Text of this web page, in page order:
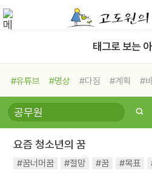
태그로 보는
#유튜브 #명상 #다짐 #계획 #
#비전캠프
#독서캠프 #삶
#희망
#나눔 #친구 #링컨학교
#독서
#건강 #면역력
요즘 청소년의 꿈
#꿈너머꿈 #절망 #꿈 #목표